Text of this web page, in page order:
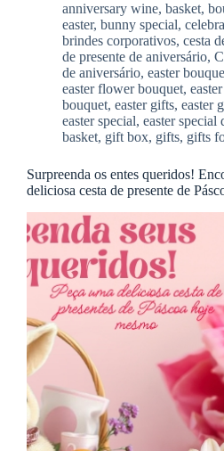
anniversary wine, basket,
easter, bunny special,
brindes corporativos, cesta
de presente de aniversário,
de aniversário, easter
easter flower bouquet,
bouquet, easter gifts, easter
easter special, easter special
basket, gift box, gifts, gifts
Surpreenda os entes queridos!
deliciosa cesta de presente de